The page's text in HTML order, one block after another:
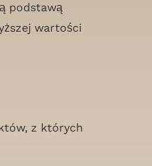
podstawą
wartości
z których